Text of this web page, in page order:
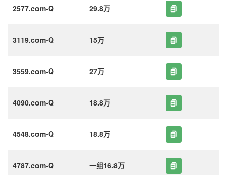
2577.com-Q 29.8万
3119.com-Q 15万
3559.com-Q 27万
4090.com-Q 18.8万
4548.com-Q 18.8万
4787.com-Q 一组16.8万